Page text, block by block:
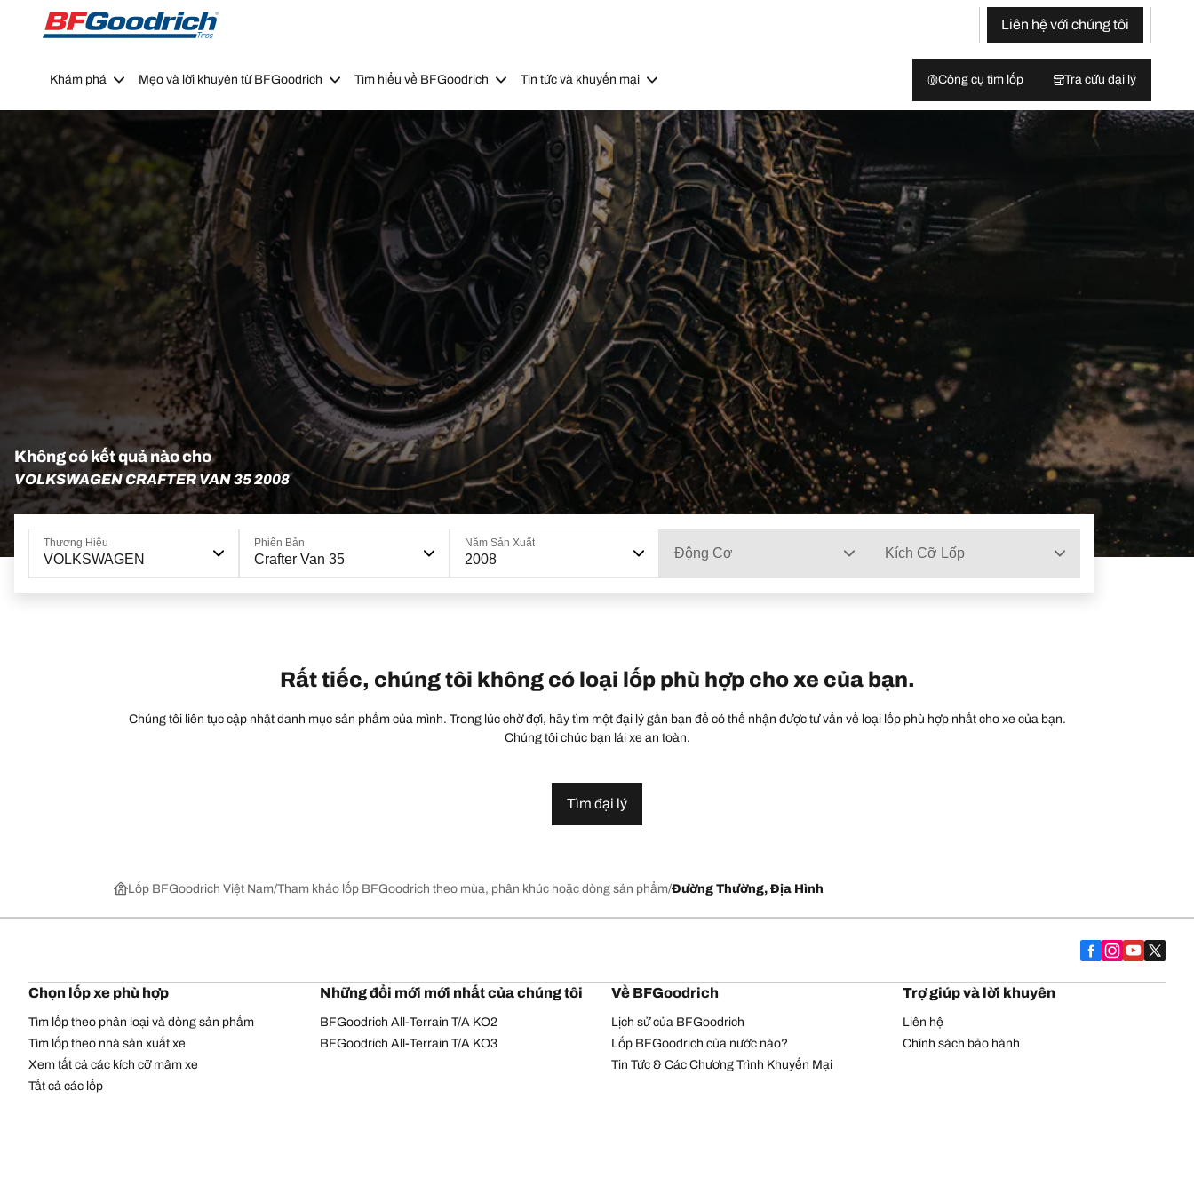
Go to page content
Go to page navigation
Liên hệ với chúng tôi
Khám phá Mẹo và lời khuyên từ BFGoodrich Tìm hiểu về BFGoodrich Tin tức và khuyến mại Công cụ tìm lốp Tra cứu đại lý
Không có kết quả nào cho
VOLKSWAGEN CRAFTER VAN 35 2008
Thương Hiệu
VOLKSWAGEN
Phiên Bản
Crafter Van 35
Năm Sản Xuất
2008 Động Cơ Kích Cỡ Lốp
Rất tiếc, chúng tôi không có loại lốp phù hợp cho xe của bạn.
Chúng tôi liên tục cập nhật danh mục sản phẩm của mình. Trong lúc chờ đợi, hãy tìm một đại lý gần bạn để có thể nhận được tư vấn về loại lốp phù hợp nhất cho xe của bạn.
Chúng tôi chúc bạn lái xe an toàn.
Tìm đại lý
Lốp BFGoodrich Việt Nam Tham khảo lốp BFGoodrich theo mùa, phân khúc hoặc dòng sản phẩm Đường Thường, Địa Hình
Chọn lốp xe phù hợp
Tìm lốp theo phân loại và dòng sản phẩm
Tìm lốp theo nhà sản xuất xe
Xem tất cả các kích cỡ mâm xe
Tất cả các lốp
Những đổi mới mới nhất của chúng tôi
BFGoodrich All-Terrain T/A KO2
BFGoodrich All-Terrain T/A KO3
Về BFGoodrich
Lịch sử của BFGoodrich
Lốp BFGoodrich của nước nào?
Tin Tức & Các Chương Trình Khuyến Mại
Trợ giúp và lời khuyên
Liên hệ
Chính sách bảo hành